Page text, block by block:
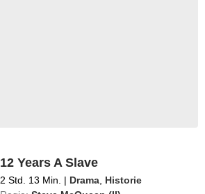
12 Years A Slave
2 Std. 13 Min. | Drama Historie